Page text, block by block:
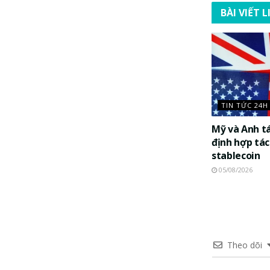
BÀI VIẾT
TIN TỨC 24H
Mỹ và Anh
định hợp
stablecoin
05/08/2026
Theo dõi